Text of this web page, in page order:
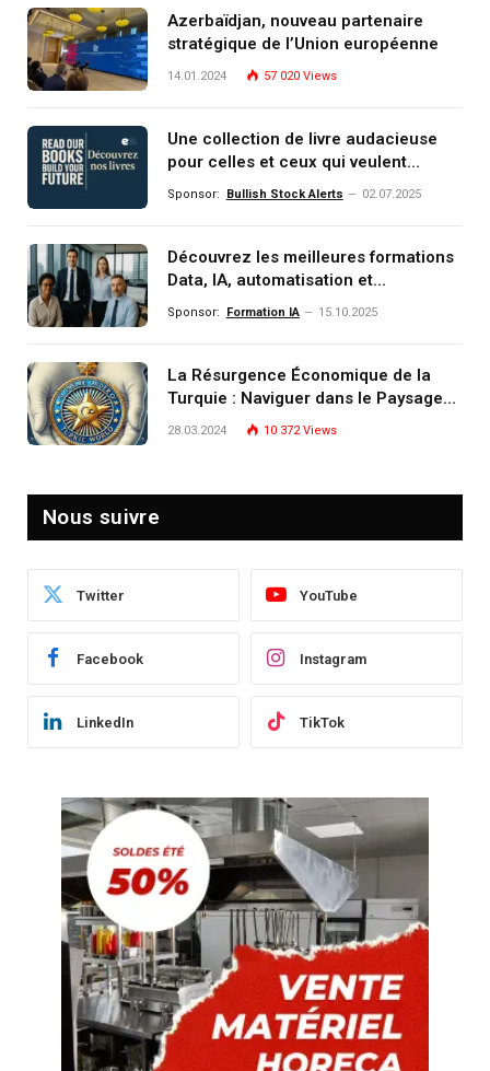
Azerbaïdjan, nouveau partenaire
stratégique de l’Union européenne
14.01.2024 57 020 Views
Une collection de livre audacieuse
pour celles et ceux qui veulent
comprendre, investir et dominer le
Sponsor: Bullish Stock Alerts 02.07.2025
Découvrez les meilleures formations
Data, IA, automatisation et
investissement (gestion de
Sponsor: Formation IA 15.10.2025
La Résurgence Économique de la
Turquie : Naviguer dans le Paysage
Post-Crise
28.03.2024 10 372Views
Nous suivre
Twitter YouTube
Facebook Instagram
LinkedIn TikTok